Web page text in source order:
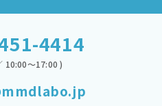
4414
10:00～17:00 )